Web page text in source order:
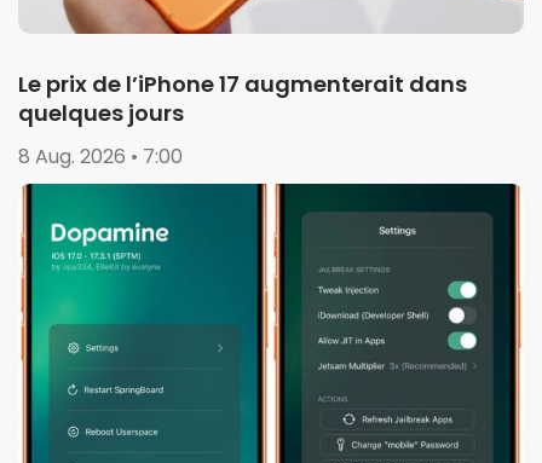
Le prix de l’iPhone 17 augmenterait dans
quelques jours
8 Aug. 2026 • 7:00